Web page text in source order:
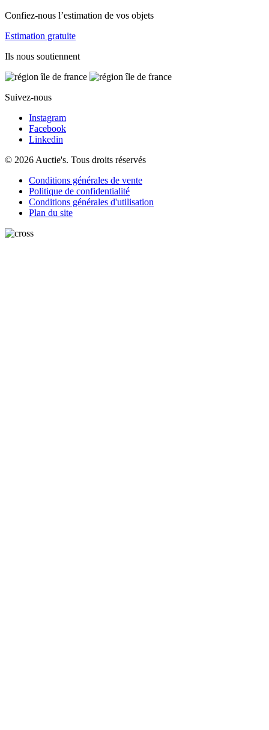
Confiez-nous l’estimation de vos objets
Estimation gratuite
Ils nous soutiennent
Suivez-nous
Instagram
Facebook
Linkedin
© 2026 Auctie's. Tous droits réservés
Conditions générales de vente
Politique de confidentialité
Conditions générales d'utilisation
Plan du site